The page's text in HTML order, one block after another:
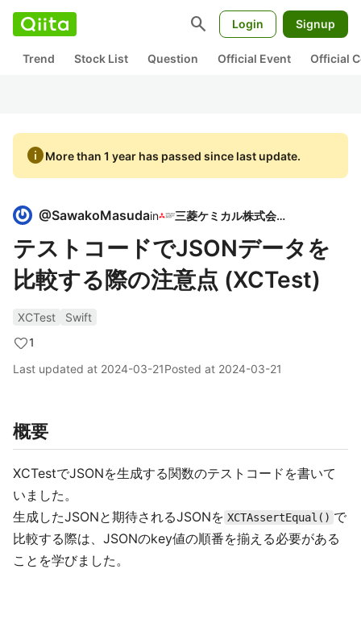
search Login Signup
Trend Stock List Question Official Event Official
infoMore than 1 year has passed since last update.
@SawakoMasudain 三菱ケミカル株式会社
テストコードでJSONデータを
比較する際の注意点 (XCTest)
XCTest
Swift
1
Last updated at 2024-03-21Posted at 2024-03-21
概要
XCTestでJSONを生成する関数のテストコードを書いて
いました。
生成したJSONと期待されるJSONを XCTAssertEqual() で
比較する際は、JSONのkey値の順番を揃える必要がある
ことを学びました。